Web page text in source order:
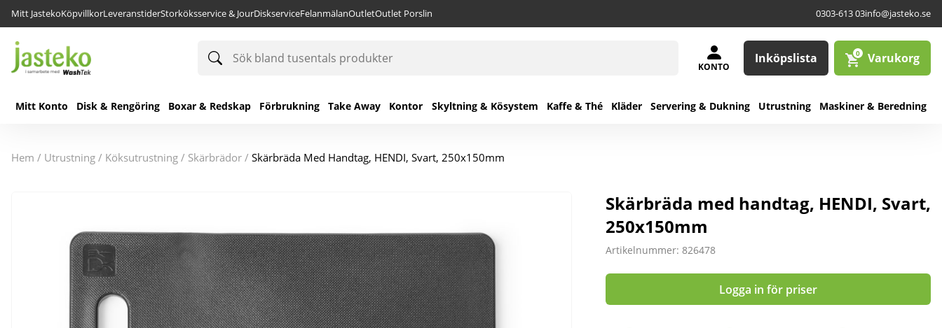
Mitt JastekoKöpvillkorLeveranstiderStorköksservice & JourDiskserviceFelanmälanOutletOutlet Porslin 0303-613 03info@jasteko.se
Sök
bland
produkter
KONTO
Inköpslista 0 Varukorg
Mitt Konto Disk & Rengöring Boxar & Redskap Förbrukning Take Away Kontor Skyltning & Kösystem Kaffe & Thé Kläder Servering & Dukning Utrustning Maskiner & Beredning
hem / utrustning / köksutrustning / skärbrädor / Skärbräda Med Handtag, HENDI, Svart, 250x150mm
Skärbräda med handtag, HENDI, Svart,
250x150mm
Artikelnummer: 826478
Logga in för priser